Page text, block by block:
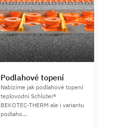
Podlahové topení
Nabízíme jak podlahové topení
teplovodní Schlüter®
BEKOTEC-THERM ale i variantu
podlaho...